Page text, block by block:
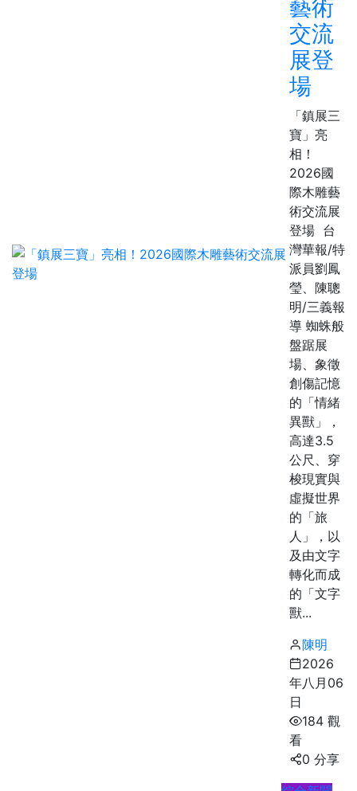
藝術
交流
展登
場
「鎮展三
寶」亮
相！
2026國
際木雕藝
術交流展
登場 台
灣華報/特
派員劉鳳
瑩、陳聰
明/三義報
導 蜘蛛般
盤踞展
場、象徵
創傷記憶
的「情緒
異獸」，
高達3.5
公尺、穿
梭現實與
虛擬世界
的「旅
人」，以
及由文字
轉化而成
的「文字
獸...
陳明
2026
年八月06
日
184 觀
看
0 分享